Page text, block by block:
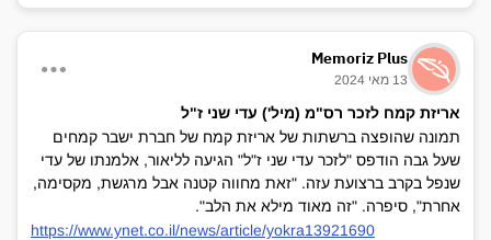
Memoriz Plus
13 מאי 2024
אריזת קמח לזכר רס"מ (מיל') עדי שני ז"ל
תמונה שהופצה ברשתות של אריזת קמח של חברת ישבר קמחים
שעל גבה הודפס "לזכר עדי שני ז"ל" הגיעה לליאור, אלמנתו של עדי
שנפל בקרב ברצועת עזה. "זאת מחווה קטנה אבל מרגשת, מקסימה,
אחרת", סיפרה. "זה מאוד מילא את הלב".
https://www.ynet.co.il/news/article/yokra13921690